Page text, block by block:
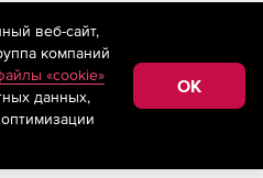
применяются
(информационные технологии
основе сбора,
относящихся к
сети «Интернет»,
Федерации)
веб-сайт,
компаний
«cookie»
данных,
OK